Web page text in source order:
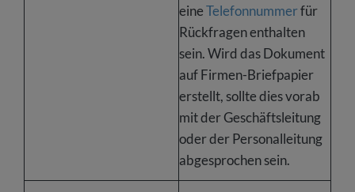
eineTelefonnummerfür
Rückfragen enthalten
sein. Wird das Dokument
auf Firmen-Briefpapier
erstellt, sollte dies vorab
mit der Geschäftsleitung
oder der Personalleitung
abgesprochen sein.